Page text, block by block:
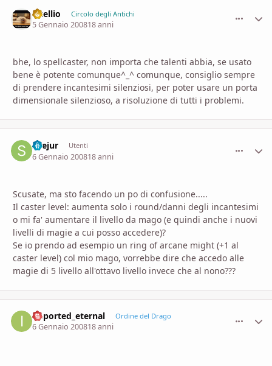
vitellio Circolo degli Antichi
5 Gennaio 200818 anni
bhe, lo spellcaster, non importa che talenti abbia, se usato
bene è potente comunque^_^ comunque, consiglio sempre
di prendere incantesimi silenziosi, per poter usare un porta
dimensionale silenzioso, a risoluzione di tutti i problemi.
Seejur Utenti
6 Gennaio 200818 anni
Scusate, ma sto facendo un po di confusione.....
Il caster level: aumenta solo i round/danni degli incantesimi
o mi fa' aumentare il livello da mago (e quindi anche i nuovi
livelli di magie a cui posso accedere)?
Se io prendo ad esempio un ring of arcane might (+1 al
caster level) col mio mago, vorrebbe dire che accedo alle
magie di 5 livello all'ottavo livello invece che al nono???
imported_eternal Ordine del Drago
6 Gennaio 200818 anni